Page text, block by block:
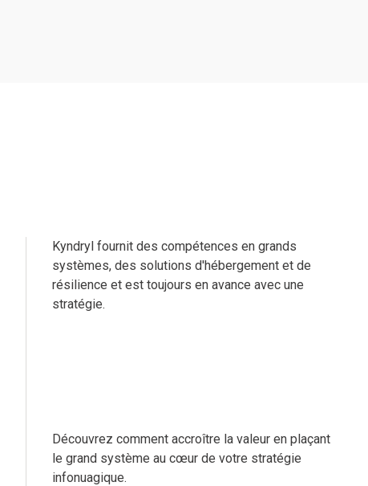
Kyndryl fournit des compétences en grands
systèmes, des solutions d'hébergement et de
résilience et est toujours en avance avec une
stratégie.
Découvrez comment accroître la valeur en plaçant
le grand système au cœur de votre stratégie
infonuagique.